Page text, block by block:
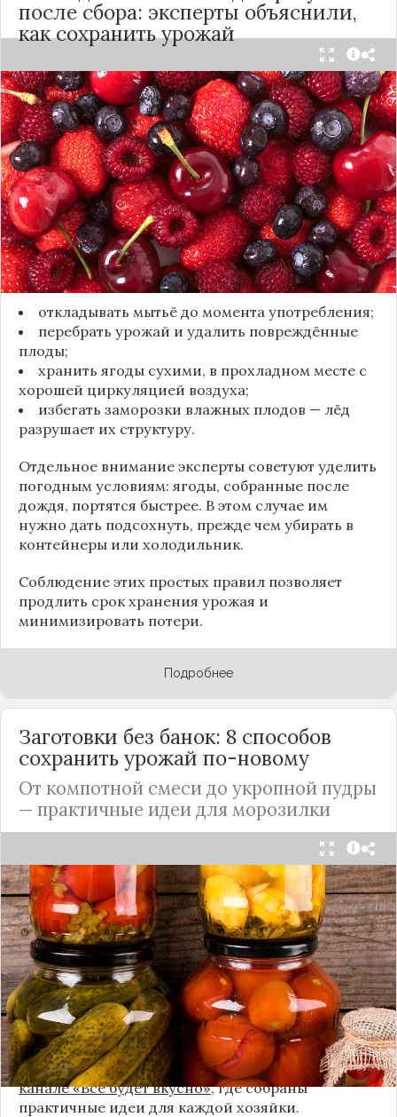
после сбора: эксперты объяснили,
как сохранить урожай
Мытьё ягод сразу после сбора может обернуться
полной потерей урожая. Как отмечает канал
«Сделай сам», на поверхности плодов есть
естественный восковой налёт, который играет
роль природного барьера. Он защищает ягоды
от пересыхания, бактерий и плесени. При
смывании этого слоя плоды быстро начинают
темнеть, покрываться налётом и терять вкус.
Чтобы ягоды сохранили свежесть, специалисты
рекомендуют:
откладывать мытьё до момента употребления;
перебрать урожай и удалить повреждённые
плоды;
хранить ягоды сухими, в прохладном месте с
хорошей циркуляцией воздуха;
избегать заморозки влажных плодов — лёд
разрушает их структуру.
Отдельное внимание эксперты советуют уделить
погодным условиям: ягоды, собранные после
дождя, портятся быстрее. В этом случае им
нужно дать подсохнуть, прежде чем убирать в
контейнеры или холодильник.
Соблюдение этих простых правил позволяет
продлить срок хранения урожая и
минимизировать потери.
Подробнее
Заготовки без банок: 8 способов
сохранить урожай по-новому
От компотной смеси до укропной пудры
— практичные идеи для морозилки
Каждый год, когда приходит пора богатого
урожая, я стараюсь сохранить максимум летних
витаминов. Закатки в банки — это, безусловно,
классика, которая никуда не уходит из нашей
жизни. Но современный подход к хранению
продуктов показывает, что есть и более простые,
быстрые и удобные способы.
Сегодня я делюсь своими любимыми рецептами
без банок и долгих стерилизаций. Подробнее и с
пошаговыми инструкциями их можно найти на
канале «Все будет вкусно», где собраны
практичные идеи для каждой хозяйки.